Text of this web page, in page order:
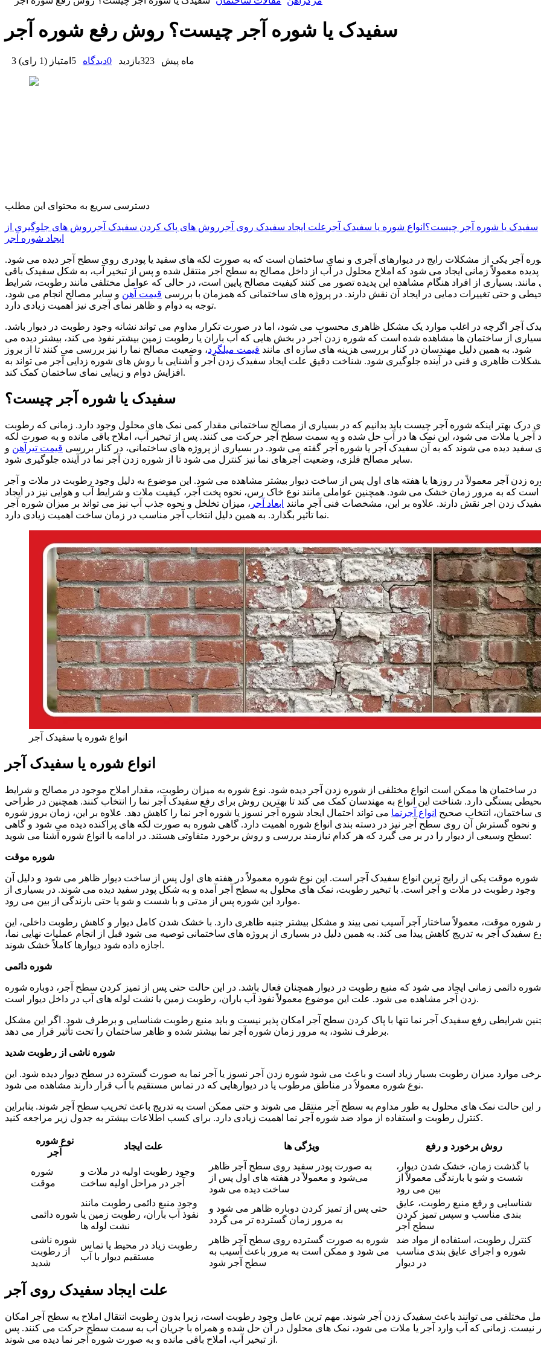
سفیدک یا شوره آجر چیست؟ روش رفع شوره آجر
3 ماه پیش 323بازدید 0دیدگاه 5 امتیاز (1 رای )
دسترسی سریع به محتوای این مطلب
سفیدک یا شوره آجر چیست؟ انواع شوره یا سفیدک آجر علت ایجاد سفیدک روی آجر روش های پاک کردن سفیدک آجر روش های جلوگیری از
ایجاد شوره آجر
آجر یکی از مشکلات رایج در دیوارهای آجری و نمای ساختمان است که به صورت لکه‌ های سفید یا پودری روی سطح آجر دیده می‌ شود.
پدیده معمولاً زمانی ایجاد می‌ شود که املاح محلول در آب از داخل مصالح به سطح آجر منتقل شده و پس از تبخیر آب، به شکل سفیدک باقی
بسیاری از افراد هنگام مشاهده این پدیده تصور می‌ کنند کیفیت مصالح پایین است، در حالی که عوامل مختلفی مانند رطوبت، شرایط
و حتی تغییرات دمایی در ایجاد آن نقش دارند. در پروژه‌ های ساختمانی که همزمان با بررسی قیمت آهن و سایر مصالح انجام می‌ شود،
توجه به دوام و ظاهر نمای آجری نیز اهمیت زیادی دارد.
آجر اگرچه در اغلب موارد یک مشکل ظاهری محسوب می‌ شود، اما در صورت تکرار مداوم می‌ تواند نشانه وجود رطوبت در دیوار باشد.
از ساختمان‌ ها مشاهده شده است که شوره زدن آجر در بخش‌ هایی که آب باران یا رطوبت زمین بیشتر نفوذ می‌ کند، بیشتر دیده می‌
شود. به همین دلیل مهندسان در کنار بررسی هزینه‌ های سازه‌ ای مانند قیمت میلگرد، وضعیت مصالح نما را نیز بررسی می‌ کنند تا از بروز
ظاهری و فنی در آینده جلوگیری شود. شناخت دقیق علت ایجاد سفیدک زدن آجر و آشنایی با روش‌ های شوره زدایی آجر می‌ تواند به
افزایش دوام و زیبایی نمای ساختمان کمک کند.
سفیدک یا شوره آجر چیست؟
درک بهتر اینکه شوره آجر چیست باید بدانیم که در بسیاری از مصالح ساختمانی مقدار کمی نمک‌ های محلول وجود دارد. زمانی که رطوبت
آجر یا ملات می‌ شود، این نمک‌ ها در آب حل شده و به سمت سطح آجر حرکت می‌ کنند. پس از تبخیر آب، املاح باقی مانده و به صورت لکه‌
سفید دیده می‌ شوند که به آن سفیدک آجر یا شوره آجر گفته می‌ شود. در بسیاری از پروژه‌ های ساختمانی، در کنار بررسی قیمت تیرآهن و
سایر مصالح فلزی، وضعیت آجرهای نما نیز کنترل می‌ شود تا از شوره زدن آجر نما در آینده جلوگیری شود.
زدن آجر معمولاً در روزها یا هفته‌ های اول پس از ساخت دیوار بیشتر مشاهده می‌ شود. این موضوع به دلیل وجود رطوبت در ملات و آجر
است که به مرور زمان خشک می‌ شود. همچنین عواملی مانند نوع خاک رس، نحوه پخت آجر، کیفیت ملات و شرایط آب و هوایی نیز در ایجاد
زدن اجر نقش دارند. علاوه بر این، مشخصات فنی آجر مانند ابعاد آجر ، میزان تخلخل و نحوه جذب آب نیز می‌ تواند بر میزان شوره آجر
نما تأثیر بگذارد. به همین دلیل انتخاب آجر مناسب در زمان ساخت اهمیت زیادی دارد.
انواع شوره یا سفیدک آجر
انواع شوره یا سفیدک آجر
در ساختمان‌ ها ممکن است انواع مختلفی از شوره زدن آجر دیده شود. نوع شوره به میزان رطوبت، مقدار املاح موجود در مصالح و شرایط
بستگی دارد. شناخت این انواع به مهندسان کمک می‌ کند تا بهترین روش برای رفع سفیدک آجر نما را انتخاب کنند. همچنین در طراحی
ساختمان، انتخاب صحیح انواع آجرنما می‌ تواند احتمال ایجاد شوره آجر نسوز یا شوره آجر نما را کاهش دهد. علاوه بر این، زمان بروز شوره
و نحوه گسترش آن روی سطح آجر نیز در دسته‌ بندی انواع شوره اهمیت دارد. گاهی شوره به صورت لکه‌ های پراکنده دیده می‌ شود و گاهی
سطح وسیعی از دیوار را در بر می‌ گیرد که هر کدام نیازمند بررسی و روش برخورد متفاوتی هستند. در ادامه با انواع شوره آشنا می شوید:
شوره موقت
شوره موقت یکی از رایج‌ ترین انواع سفیدک آجر است. این نوع شوره معمولاً در هفته‌ های اول پس از ساخت دیوار ظاهر می‌ شود و دلیل آن
وجود رطوبت در ملات و آجر است. با تبخیر رطوبت، نمک‌ های محلول به سطح آجر آمده و به شکل پودر سفید دیده می‌ شوند. در بسیاری از
موارد این شوره پس از مدتی و با شست‌ و شو یا حتی بارندگی از بین می‌ رود.
شوره موقت، معمولاً ساختار آجر آسیب نمی‌ بیند و مشکل بیشتر جنبه ظاهری دارد. با خشک شدن کامل دیوار و کاهش رطوبت داخلی، این
سفیدک آجر به تدریج کاهش پیدا می‌ کند. به همین دلیل در بسیاری از پروژه‌ های ساختمانی توصیه می‌ شود قبل از انجام عملیات نهایی نما،
اجازه داده شود دیوارها کاملاً خشک شوند.
شوره دائمی
شوره دائمی زمانی ایجاد می‌ شود که منبع رطوبت در دیوار همچنان فعال باشد. در این حالت حتی پس از تمیز کردن سطح آجر، دوباره شوره
زدن آجر مشاهده می‌ شود. علت این موضوع معمولاً نفوذ آب باران، رطوبت زمین یا نشت لوله‌ های آب در داخل دیوار است.
شرایطی رفع سفیدک آجر نما تنها با پاک کردن سطح آجر امکان‌ پذیر نیست و باید منبع رطوبت شناسایی و برطرف شود. اگر این مشکل
برطرف نشود، به مرور زمان شوره آجر نما بیشتر شده و ظاهر ساختمان را تحت تأثیر قرار می‌ دهد.
شوره ناشی از رطوبت شدید
موارد میزان رطوبت بسیار زیاد است و باعث می‌ شود شوره زدن آجر نسوز یا آجر نما به صورت گسترده در سطح دیوار دیده شود. این
نوع شوره معمولاً در مناطق مرطوب یا در دیوارهایی که در تماس مستقیم با آب قرار دارند مشاهده می‌ شود.
این حالت نمک‌ های محلول به طور مداوم به سطح آجر منتقل می‌ شوند و حتی ممکن است به تدریج باعث تخریب سطح آجر شوند. بنابراین
کنترل رطوبت و استفاده از مواد ضد شوره آجر نما اهمیت زیادی دارد. برای کسب اطلاعات بیشتر به جدول زیر مراجعه کنید.
نوع شوره
آجر
علت ایجاد ویژگی‌ ها روش برخورد و رفع
شوره
موقت
وجود رطوبت اولیه در ملات و
آجر در مراحل اولیه ساخت
به صورت پودر سفید روی سطح آجر ظاهر
می‌شود و معمولاً در هفته‌ های اول پس از
ساخت دیده می‌ شود
با گذشت زمان، خشک شدن دیوار،
شست‌ و شو یا بارندگی معمولاً از
بین می‌ رود
شوره دائمی
وجود منبع دائمی رطوبت مانند
نفوذ آب باران، رطوبت زمین یا
نشت لوله‌ ها
حتی پس از تمیز کردن دوباره ظاهر می‌ شود و
به مرور زمان گسترده‌ تر می‌ گردد
شناسایی و رفع منبع رطوبت، عایق‌
بندی مناسب و سپس تمیز کردن
سطح آجر
شوره ناشی
از رطوبت
شدید
رطوبت زیاد در محیط یا تماس
مستقیم دیوار با آب
شوره به صورت گسترده روی سطح آجر ظاهر
می‌ شود و ممکن است به مرور باعث آسیب به
سطح آجر شود
کنترل رطوبت، استفاده از مواد ضد
شوره و اجرای عایق‌ بندی مناسب
در دیوار
علت ایجاد سفیدک روی آجر
مختلفی می‌ توانند باعث سفیدک زدن آجر شوند. مهم‌ ترین عامل وجود رطوبت است، زیرا بدون رطوبت انتقال املاح به سطح آجر امکان‌
نیست. زمانی که آب وارد آجر یا ملات می‌ شود، نمک‌ های محلول در آن حل شده و همراه با جریان آب به سمت سطح حرکت می‌ کنند. پس
از تبخیر آب، املاح باقی مانده و به صورت شوره آجر نما دیده می‌ شوند.